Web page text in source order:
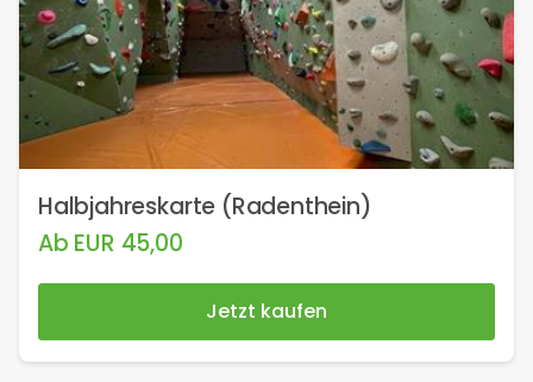
Halbjahreskarte (Radenthein)
Ab EUR 45,00
Jetzt kaufen